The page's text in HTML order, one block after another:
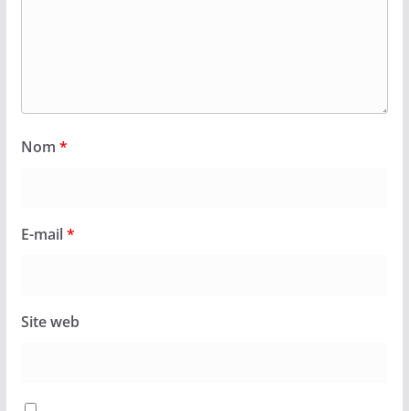
Nom *
E-mail*
Site web